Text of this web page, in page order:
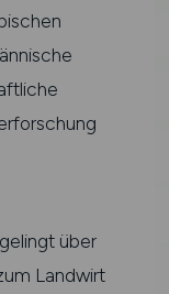
über
Landwirt